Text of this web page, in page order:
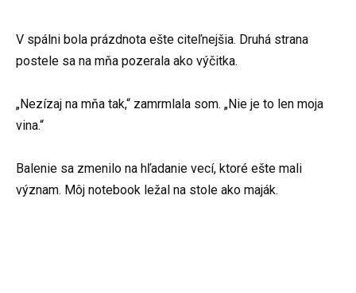
V spálni bola prázdnota ešte citeľnejšia. Druhá strana
postele sa na mňa pozerala ako výčitka.
„Nezízaj na mňa tak,“ zamrmlala som. „Nie je to len moja
vina.“
Balenie sa zmenilo na hľadanie vecí, ktoré ešte mali
význam. Môj notebook ležal na stole ako maják.